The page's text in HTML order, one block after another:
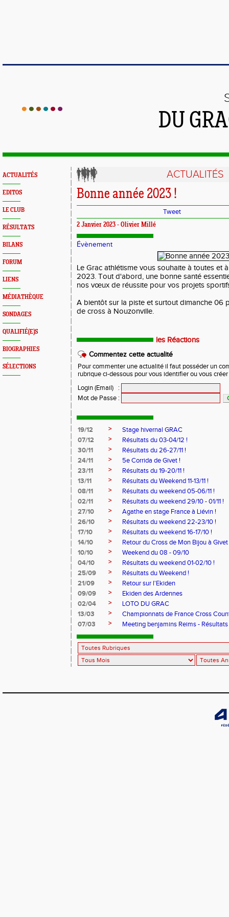
DU
ACTUALITÉS
EDITOS
LE CLUB
RÉSULTATS
BILANS
FORUM
LIENS
MÉDIATHÈQUE
SONDAGES
QUALIFIÉ(E)S
BIOGRAPHIES
SÉLECTIONS
ACTUALITÉS
Bonne année 2023 !
Tweet
2 Janvier 2023 - Olivier Millé
Évènement
Le Grac athlétisme vous souhaite à toutes et
2023. Tout d'abord, une bonne santé
nos vœux de réussite pour vos projets
A bientôt sur la piste et surtout dimanche 06
de cross à Nouzonville.
les Réactions
Commentez cette actualité
Pour commenter une actualité il faut posséder un
rubrique ci-dessous pour vous identifier ou vous
Login (Email)
:
Mot de Passe :
19/12 >
Stage hivernal GRAC
07/12
>
Résultats du 03-04/12 !
30/11
>
Résultats du 26-27/11 !
24/11
>
5e Corrida de Givet !
23/11
>
Résultats du 19-20/11 !
13/11
>
Résultats du Weekend 11-13/11 !
08/11
>
Résultats du weekend 05-06/11 !
02/11
>
Résultats du weekend 29/10 - 01/11 !
27/10
>
Agathe en stage France à Liévin !
26/10
>
Résultats du weekend 22-23/10 !
17/10
>
Résultats du weekend 16-17/10 !
14/10
>
Retour du Cross de Mon Bijou à Givet
10/10
>
Weekend du 08 - 09/10
04/10
>
Résultats du weekend 01-02/10 !
25/09
>
Résultats du Weekend !
21/09
>
Retour sur l'Ekiden
09/09
>
Ekiden des Ardennes
02/04
>
LOTO DU GRAC
13/03
>
Championnats de France Cross
07/03
> Meeting benjamins Reims - Résultats